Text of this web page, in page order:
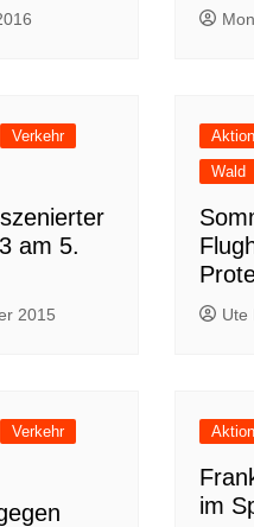
Verkehr
am 5.
2015
Aktion
Wald
Ute
Verkehr
Aktion
im